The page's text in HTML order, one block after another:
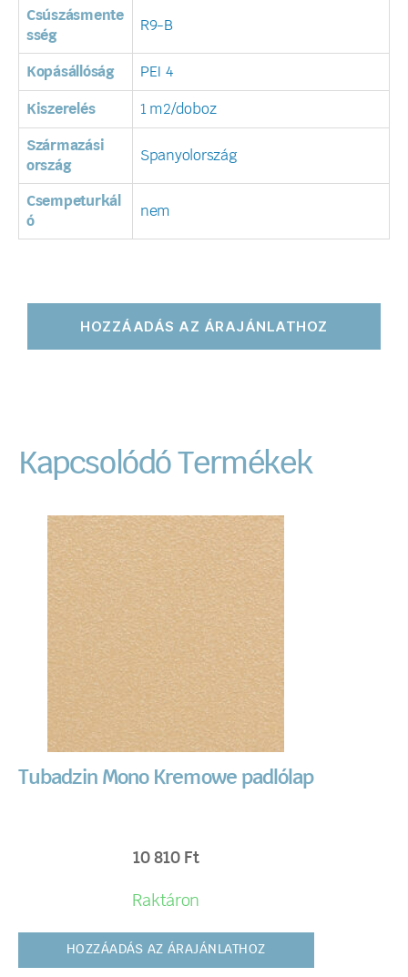
Csúszásmente
sség
R9-B
Kopásállóság PEI 4
Kiszerelés 1 m2/doboz
Származási
ország
Spanyolország
Csempeturkál
ó
nem
HOZZÁADÁS AZ ÁRAJÁNLATHOZ
Kapcsolódó Termékek
Tubadzin Mono Kremowe padlólap
10 810 Ft
Raktáron
HOZZÁADÁS AZ ÁRAJÁNLATHOZ